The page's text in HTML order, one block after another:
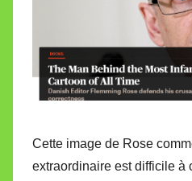
Cette image de Rose
extraordinaire est difficile à